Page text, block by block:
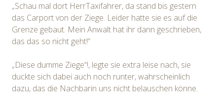
„Schau mal dort HerrTaxifahrer, da stand bis gestern
das Carport von der Ziege. Leider hatte sie es auf die
Grenze gebaut. Mein Anwalt hat ihr dann geschrieben,
das das so nicht geht!“
„Diese dumme Ziege“!, legte sie extra leise nach, sie
duckte sich dabei auch noch runter, wahrscheinlich
dazu, das die Nachbarin uns nicht belauschen könne.